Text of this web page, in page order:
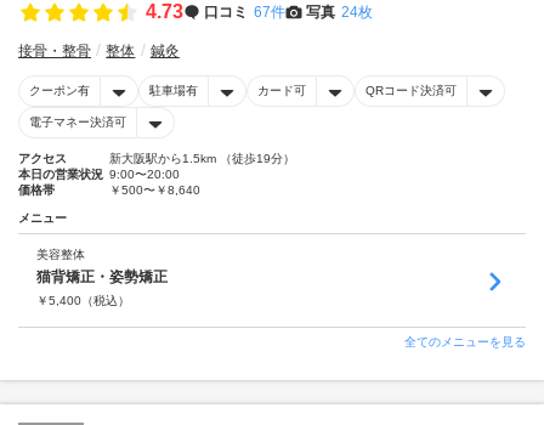
4.73 口コミ 67件 写真 24枚
接骨・整骨 整体 鍼灸
クーポン有 駐車場有 カード可 QRコード決済可
電子マネー決済可
アクセス
新大阪駅から1.5km （徒歩19分）
本日の営業状況 9:00〜20:00
価格帯
￥500〜￥8,640
メニュー
美容整体
猫背矯正・姿勢矯正
￥5,400 （税込）
全てのメニューを見る